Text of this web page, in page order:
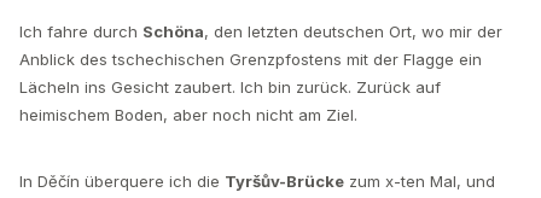
Ich fahre durch Schöna, den letzten deutschen Ort, wo mir der
Anblick des tschechischen Grenzpfostens mit der Flagge ein
Lächeln ins Gesicht zaubert. Ich bin zurück. Zurück auf
heimischem Boden, aber noch nicht am Ziel.
In Děčín überquere ich die Tyršův-Brücke zum x-ten Mal, und